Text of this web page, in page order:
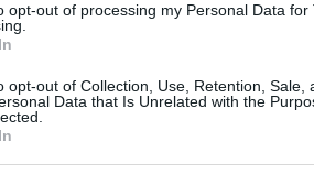
opt-out of processing my Personal Data for
opt-out of Collection, Use, Retention, Sale,
Data that Is Unrelated with the
των
και αθλητικών
(26-07-2025)
πρωτοσέλιδα των
και αθλητικών
...
Οι
Πλήρη
το
οι